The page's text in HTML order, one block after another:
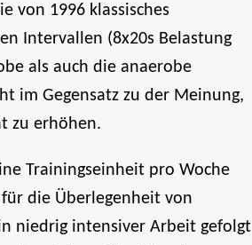
von 1996 klassisches
Intervallen (8x20s Belastung
als auch die anaerobe
im Gegensatz zu der Meinung,
zu erhöhen.
Trainingseinheit pro Woche
die Überlegenheit von
niedrig intensiver Arbeit gefolgt